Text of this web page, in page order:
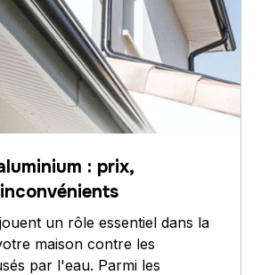
: prix,
un rôle essentiel dans la
maison contre les
par l'eau. Parmi les